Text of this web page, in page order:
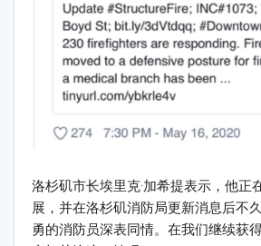
洛杉矶市长埃里克·加希提表示，他正
展，并在洛杉矶消防局更新消息后不
勇的消防员深表同情。在我们继续获